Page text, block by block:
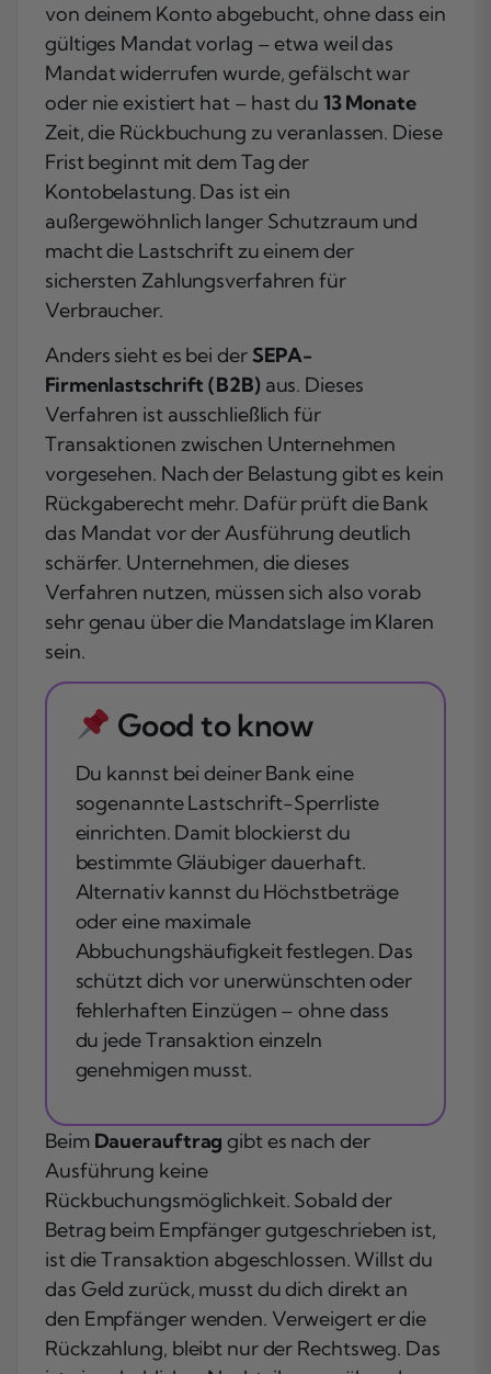
von deinem Konto abgebucht, ohne dass ein
gültiges Mandat vorlag – etwa weil das
Mandat widerrufen wurde, gefälscht war
oder nie existiert hat – hast du 13 Monate
Zeit, die Rückbuchung zu veranlassen. Diese
Frist beginnt mit dem Tag der
Kontobelastung. Das ist ein
außergewöhnlich langer Schutzraum und
macht die Lastschrift zu einem der
sichersten Zahlungsverfahren für
Verbraucher.
Anders sieht es bei derSEPA-
Firmenlastschrift (B2B)aus. Dieses
Verfahren ist ausschließlich für
Transaktionen zwischen Unternehmen
vorgesehen. Nach der Belastung gibt es kein
Rückgaberecht mehr. Dafür prüft die Bank
das Mandat vor der Ausführung deutlich
schärfer. Unternehmen, die dieses
Verfahren nutzen, müssen sich also vorab
sehr genau über die Mandatslage im Klaren
sein.
Good to know
Du kannst bei deiner Bank eine
sogenannte Lastschrift-Sperrliste
einrichten. Damit blockierst du
bestimmte Gläubiger dauerhaft.
Alternativ kannst du Höchstbeträge
oder eine maximale
Abbuchungshäufigkeit festlegen. Das
schützt dich vor unerwünschten oder
fehlerhaften Einzügen – ohne dass
du jede Transaktion einzeln
genehmigen musst.
Beim Dauerauftrag gibt es nach der
Ausführung keine
Rückbuchungsmöglichkeit. Sobald der
Betrag beim Empfänger gutgeschrieben ist,
ist die Transaktion abgeschlossen. Willst du
das Geld zurück, musst du dich direkt an
den Empfänger wenden. Verweigert er die
Rückzahlung, bleibt nur der Rechtsweg. Das